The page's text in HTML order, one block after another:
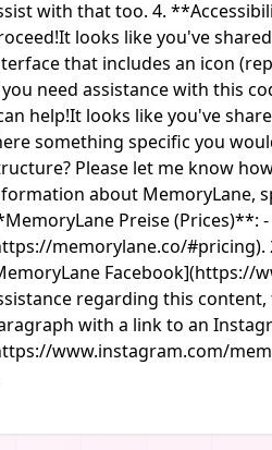
with that too. 4.
looks like you've
that includes an icon
need assistance with this
help!It looks like you've
something specific you
Please let me know
about MemoryLane,
Preise (Prices)**:
memorylane.co/#pricing).
Facebook](https://
regarding this
with a link to an
www.instagram.com/